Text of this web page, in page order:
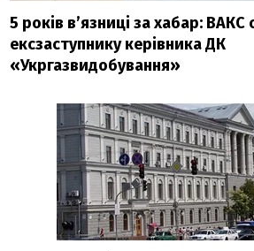
5 років в’язниці за хабар:
ексзаступнику керівника ДК
«Укргазвидобування»